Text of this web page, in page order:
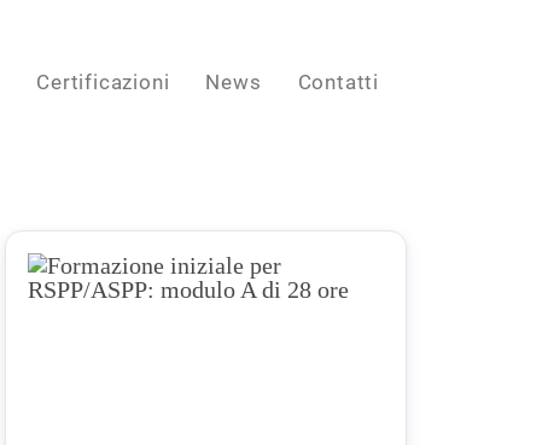
Certificazioni News Contatti